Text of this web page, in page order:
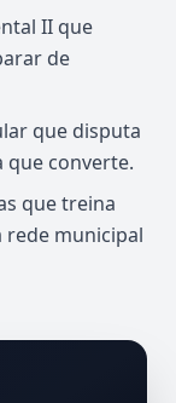
II que
de
que disputa
que converte.
que treina
rede municipal